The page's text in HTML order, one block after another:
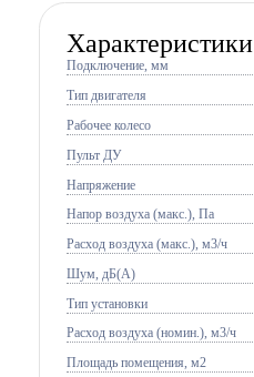
Характеристики
Подключение, мм
Тип двигателя
Рабочее колесо
Пульт ДУ
Напряжение
Напор воздуха (макс.), Па
Расход воздуха (макс.), м3/ч
Шум, дБ(А)
Тип установки
Расход воздуха (номин.), м3/ч
Площадь помещения, м2